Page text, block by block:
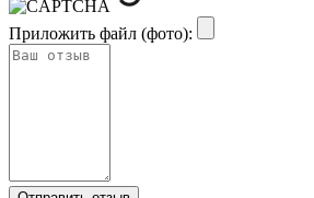
Приложить файл (фото):